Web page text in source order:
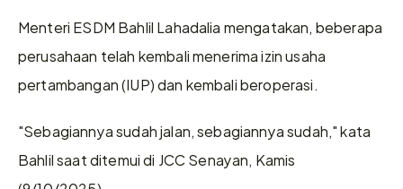
Menteri ESDM Bahlil Lahadalia mengatakan, beberapa
perusahaan telah kembali menerima izin usaha
pertambangan (IUP) dan kembali beroperasi.
"Sebagiannya sudah jalan, sebagiannya sudah," kata
Bahlil saat ditemui di JCC Senayan, Kamis